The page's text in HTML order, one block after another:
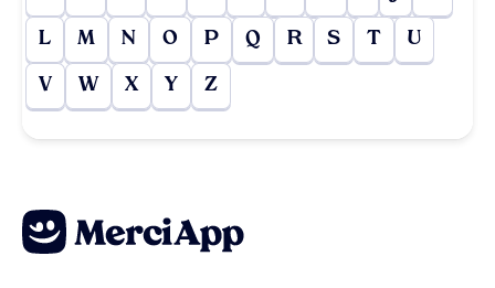
L M N O P Q R S T U
V W X Y Z